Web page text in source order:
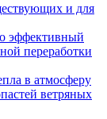
и для
эффективный
переработки
в атмосферу
ветряных